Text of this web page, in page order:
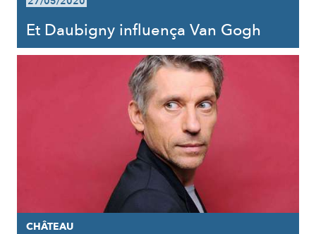
Et Daubigny influença Van Gogh
CHÂTEAU